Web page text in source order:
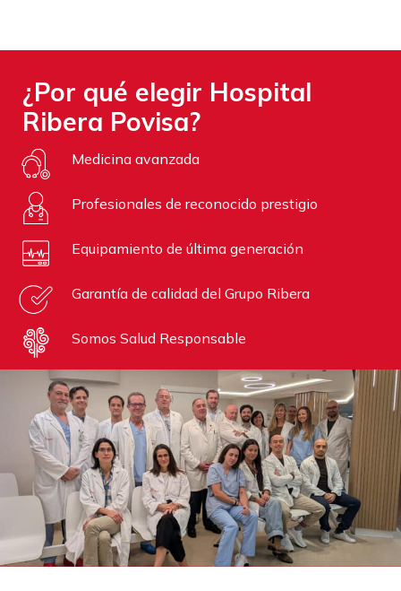
¿Por qué elegir Hospital
Ribera Povisa?
Medicina avanzada
Profesionales de reconocido prestigio
Equipamiento de última generación
Garantía de calidad del Grupo Ribera
Somos Salud Responsable